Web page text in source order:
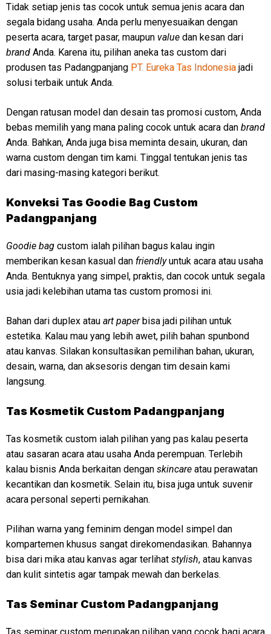
Tidak setiap jenis tas cocok untuk semua jenis acara dan
segala bidang usaha. Anda perlu menyesuaikan dengan
peserta acara, target pasar, maupun value dan kesan dari
brand Anda. Karena itu, pilihan aneka tas custom dari
produsen tas Padangpanjang PT. Eureka Tas Indonesia jadi
solusi terbaik untuk Anda.
Dengan ratusan model dan desain tas promosi custom, Anda
bebas memilih yang mana paling cocok untuk acara dan brand
Anda. Bahkan, Anda juga bisa meminta desain, ukuran, dan
warna custom dengan tim kami. Tinggal tentukan jenis tas
dari masing-masing kategori berikut.
Konveksi Tas Goodie Bag Custom
Padangpanjang
Goodie bag custom ialah pilihan bagus kalau ingin
memberikan kesan kasual dan friendlyuntuk acara atau usaha
Anda. Bentuknya yang simpel, praktis, dan cocok untuk segala
usia jadi kelebihan utama tas custom promosi ini.
Bahan dari duplex atau art paperbisa jadi pilihan untuk
estetika. Kalau mau yang lebih awet, pilih bahan spunbond
atau kanvas. Silakan konsultasikan pemilihan bahan, ukuran,
desain, warna, dan aksesoris dengan tim desain kami
langsung.
Tas Kosmetik Custom Padangpanjang
Tas kosmetik custom ialah pilihan yang pas kalau peserta
atau sasaran acara atau usaha Anda perempuan. Terlebih
kalau bisnis Anda berkaitan dengan skincare atau perawatan
kecantikan dan kosmetik. Selain itu, bisa juga untuk suvenir
acara personal seperti pernikahan.
Pilihan warna yang feminim dengan model simpel dan
kompartemen khusus sangat direkomendasikan. Bahannya
bisa dari mika atau kanvas agar terlihat stylish, atau kanvas
dan kulit sintetis agar tampak mewah dan berkelas.
Tas Seminar Custom Padangpanjang
Tas seminar custom merupakan pilihan yang cocok bagi acara